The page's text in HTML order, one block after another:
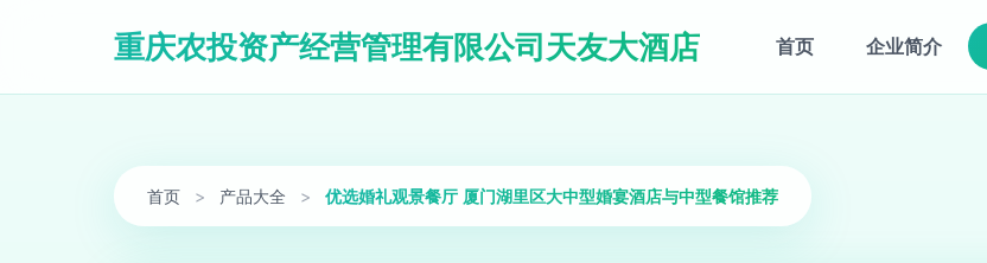
重庆农投资产经营管理有限公司天友大酒店 首页 企业简介
首页 > 产品大全 > 优选婚礼观景餐厅 厦门湖里区大中型婚宴酒店与中型餐馆推荐